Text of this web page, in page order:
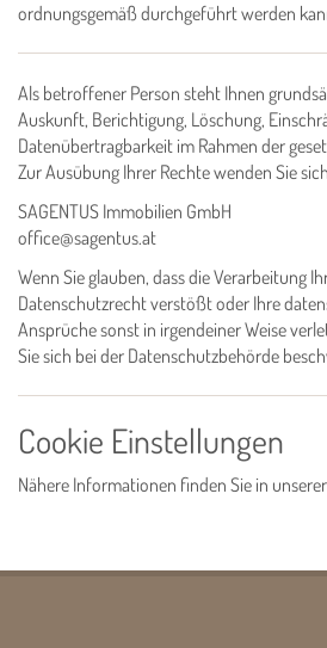
ordnungsgemäß durchgeführt werden
Als betroffener Person steht Ihnen
Auskunft, Berichtigung, Löschung,
Datenübertragbarkeit im Rahmen der
Zur Ausübung Ihrer Rechte wenden Sie
SAGENTUS Immobilien GmbH
office@sagentus.at
Wenn Sie glauben, dass die Verarbeitung
Datenschutzrecht verstößt oder Ihre
Ansprüche sonst in irgendeiner Weise
Sie sich bei der Datenschutzbehörde
Cookie Einstellungen
Nähere Informationen finden Sie in unserer